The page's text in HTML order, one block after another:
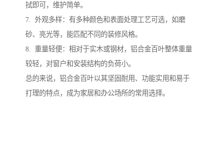
拭即可，维护简单。
7. 外观多样：有多种颜色和表面处理工艺可选，如磨
砂、亮光等，能匹配不同的装修风格。
8. 重量轻便：相对于实木或钢材，铝合金百叶整体重量
较轻，对窗户和安装结构的负荷小。
总的来说，铝合金百叶以其坚固耐用、功能实用和易于
打理的特点，成为家居和办公场所的常用选择。